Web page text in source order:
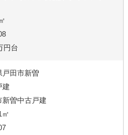
円台
戸田市新曽
建
新曽中古戸建
㎡